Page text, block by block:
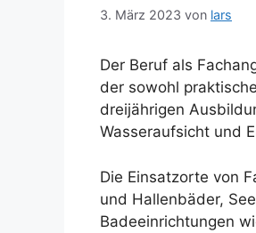
3. März 2023 von lars
Der Beruf als
der sowohl
dreijährigen
Wasseraufsicht und
Die Einsatzorte von
und Hallenbäder,
Badeeinrichtungen